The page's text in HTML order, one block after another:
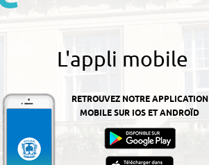
L'appli mobile
RETROUVEZ NOTRE APPLICATION
MOBILE SUR IOS ET ANDROÏD